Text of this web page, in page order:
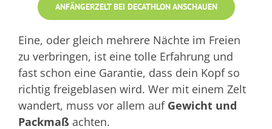
ANFÄNGERZELT BEI DECATHLON ANSCHAUEN
Eine, oder gleich mehrere Nächte im Freien
zu verbringen, ist eine tolle Erfahrung und
fast schon eine Garantie, dass dein Kopf so
richtig freigeblasen wird. Wer mit einem Zelt
wandert, muss vor allem auf Gewicht und
Packmaß achten.